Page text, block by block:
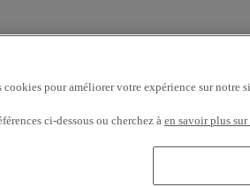
pour améliorer votre expérience sur notre
ci-dessous ou cherchez à en savoir plus